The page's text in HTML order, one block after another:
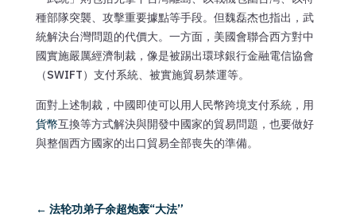
種部隊突襲、攻擊重要據點等手段。但魏磊杰也指出，武
統解決台灣問題的代價大。一方面，美國會聯合西方對中
國實施嚴厲經濟制裁，像是被踢出環球銀行金融電信協會
（SWIFT）支付系統、被實施貿易禁運等。
面對上述制裁，中國即使可以用人民幣跨境支付系統，用
貨幣互換等方式解決與開發中國家的貿易問題，也要做好
與整個西方國家的出口貿易全部喪失的準備。
← 法轮功弟子余超炮轰“大法”